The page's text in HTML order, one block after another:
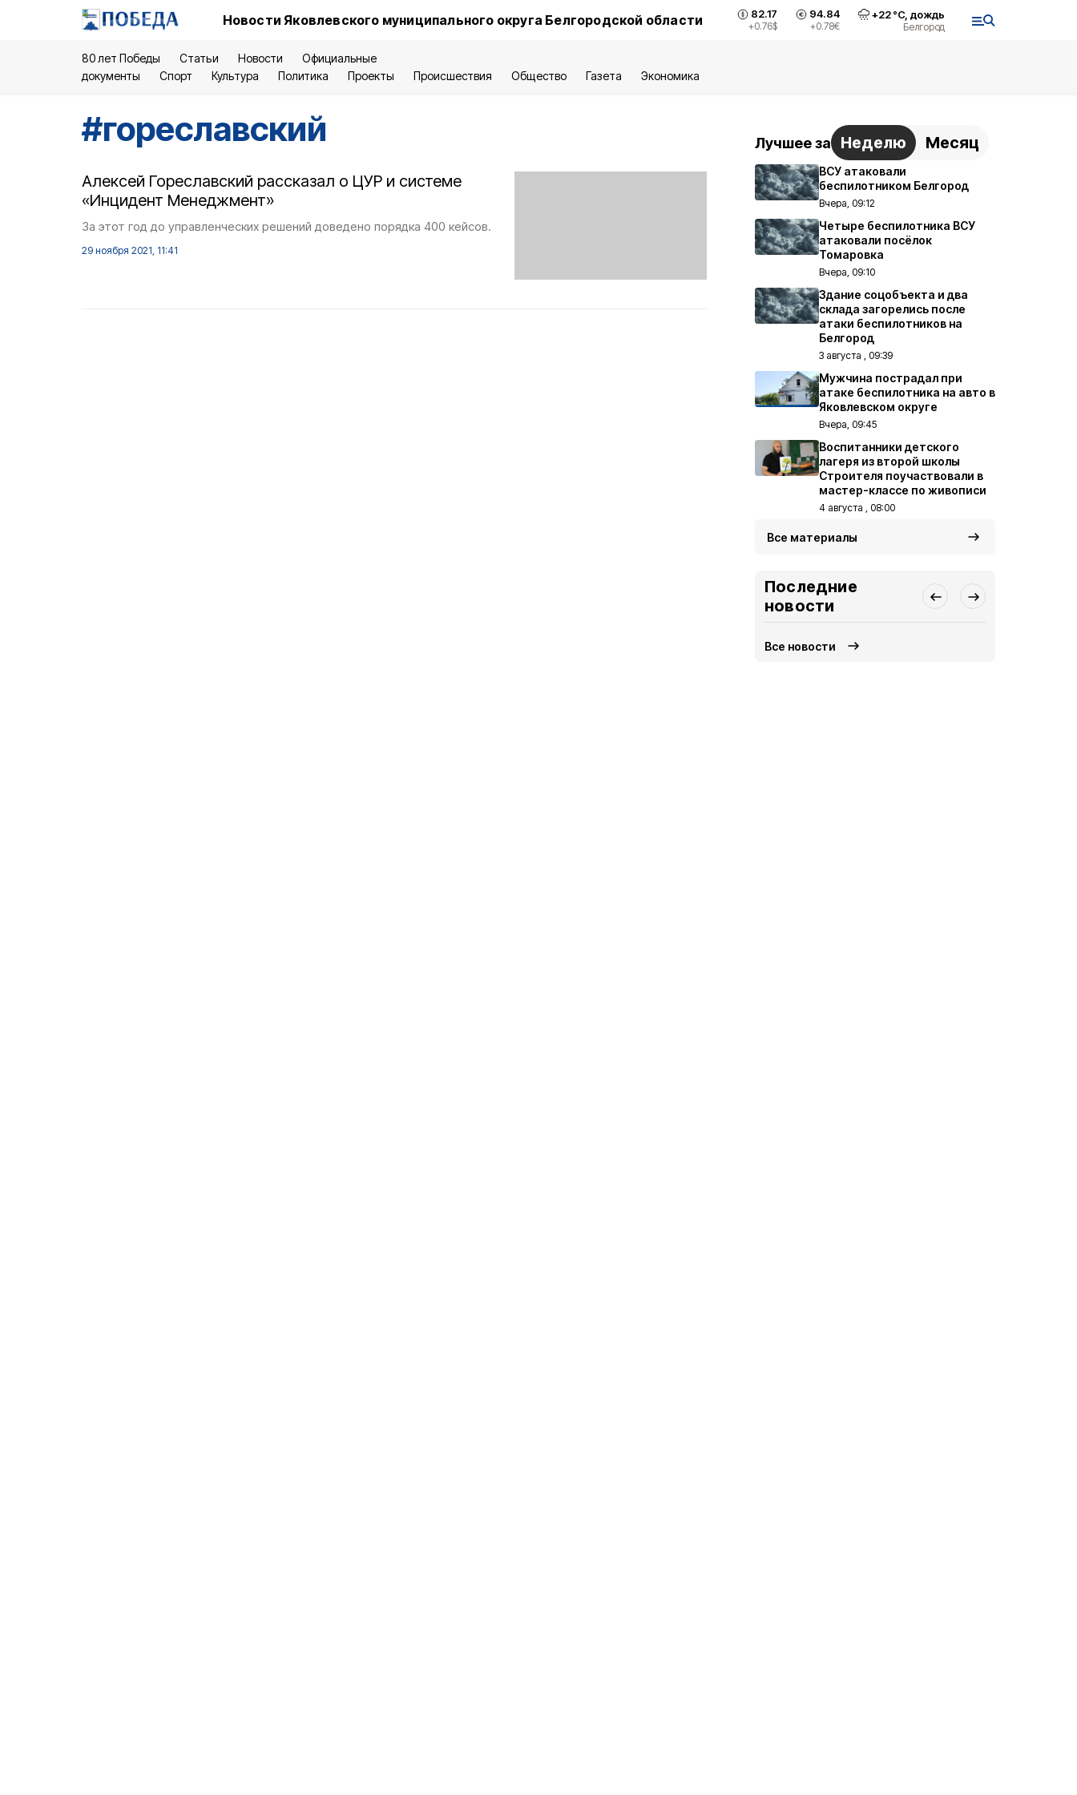
Новости Яковлевского муниципального округа Белгородской области 82.17
+0.76$
94.84
+0.78€
+22°С, дождь
Белгород
80 лет Победы Статьи Новости
Официальные
документы
Спорт Культура Политика Проекты Происшествия Общество Газета Экономика
#гореславский
Алексей Гореславский рассказал о ЦУР и системе
«Инцидент Менеджмент»
За этот год до управленческих решений доведено порядка 400 кейсов.
29 ноября 2021, 11:41
Лучшее за Неделю Месяц
ВСУ атаковали
беспилотником Белгород
Вчера, 09:12
Четыре беспилотника ВСУ
атаковали посёлок
Томаровка
Вчера, 09:10
Здание соцобъекта и два
склада загорелись после
атаки беспилотников на
Белгород
3 августа , 09:39
Мужчина пострадал при
атаке беспилотника на авто в
Яковлевском округе
Вчера, 09:45
Воспитанники детского
лагеря из второй школы
Строителя поучаствовали в
мастер-классе по живописи
4 августа , 08:00
Все материалы
Последние
новости
Все новости